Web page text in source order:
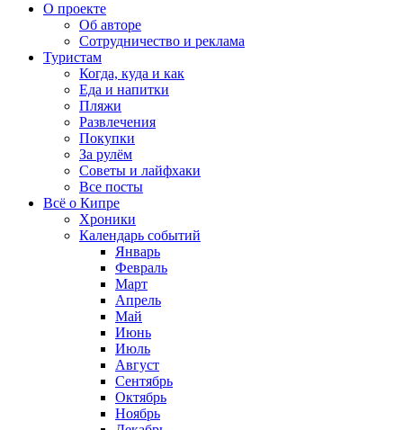
О проекте
Об авторе
Сотрудничество и реклама
Туристам
Когда, куда и как
Еда и напитки
Пляжи
Развлечения
Покупки
За рулём
Советы и лайфхаки
Все посты
Всё о Кипре
Хроники
Календарь событий
Январь
Февраль
Март
Апрель
Май
Июнь
Июль
Август
Сентябрь
Октябрь
Ноябрь